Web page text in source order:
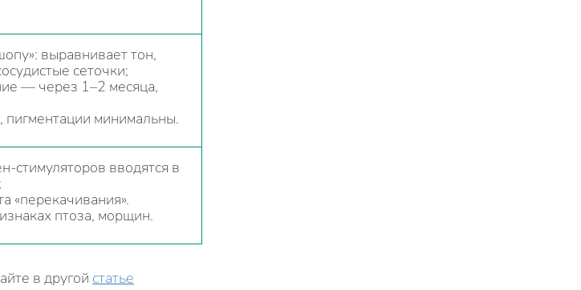
выравнивает тон,
сеточки;
— через 1–2 месяца,
пигментации минимальны.
вводятся в
«перекачивания».
птоза, морщин.
в другой статье